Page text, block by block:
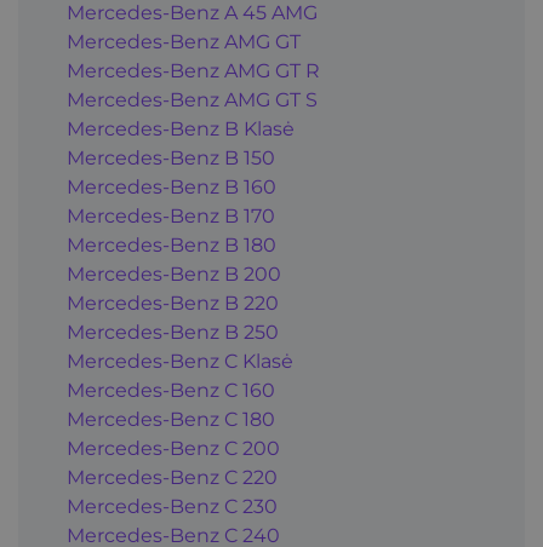
Mercedes-Benz A 45 AMG
Mercedes-Benz AMG GT
Mercedes-Benz AMG GT R
Mercedes-Benz AMG GT S
Mercedes-Benz B Klasė
Mercedes-Benz B 150
Mercedes-Benz B 160
Mercedes-Benz B 170
Mercedes-Benz B 180
Mercedes-Benz B 200
Mercedes-Benz B 220
Mercedes-Benz B 250
Mercedes-Benz C Klasė
Mercedes-Benz C 160
Mercedes-Benz C 180
Mercedes-Benz C 200
Mercedes-Benz C 220
Mercedes-Benz C 230
Mercedes-Benz C 240